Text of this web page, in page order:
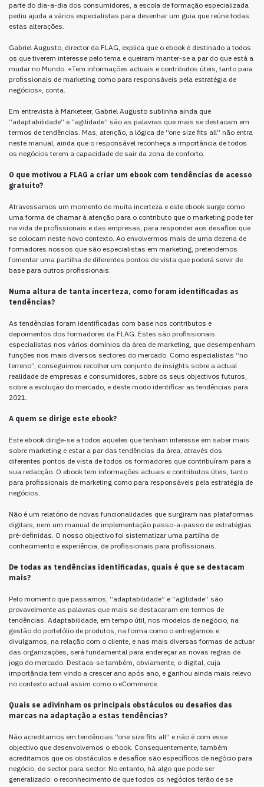
parte do dia-a-dia dos consumidores, a escola de formação especializada
pediu ajuda a vários especialistas para desenhar um guia que reúne todas
estas alterações.
Gabriel Augusto, director da FLAG, explica que o ebook é destinado a todos
os que tiverem interesse pelo tema e queiram manter-se a par do que está a
mudar no Mundo. «Tem informações actuais e contributos úteis, tanto para
profissionais de marketing como para responsáveis pela estratégia de
negócios», conta.
Em entrevista à Marketeer, Gabriel Augusto sublinha ainda que
“adaptabilidade” e “agilidade” são as palavras que mais se destacam em
termos de tendências. Mas, atenção, a lógica de “one size fits all” não entra
neste manual, ainda que o responsável reconheça a importância de todos
os negócios terem a capacidade de sair da zona de conforto.
O que motivou a FLAG a criar um ebook com tendências de acesso
gratuito?
Atravessamos um momento de muita incerteza e este ebook surge como
uma forma de chamar à atenção para o contributo que o marketing pode ter
na vida de profissionais e das empresas, para responder aos desafios que
se colocam neste novo contexto. Ao envolvermos mais de uma dezena de
formadores nossos que são especialistas em marketing, pretendemos
fomentar uma partilha de diferentes pontos de vista que poderá servir de
base para outros profissionais.
Numa altura de tanta incerteza, como foram identificadas as
tendências?
As tendências foram identificadas com base nos contributos e
depoimentos dos formadores da FLAG. Estes são profissionais
especialistas nos vários domínios da área de marketing, que desempenham
funções nos mais diversos sectores do mercado. Como especialistas “no
terreno”, conseguimos recolher um conjunto de insights sobre a actual
realidade de empresas e consumidores, sobre os seus objectivos futuros,
sobre a evolução do mercado, e deste modo identificar as tendências para
2021.
A quem se dirige este ebook?
Este ebook dirige-se a todos aqueles que tenham interesse em saber mais
sobre marketing e estar a par das tendências da área, através dos
diferentes pontos de vista de todos os formadores que contribuíram para a
sua redacção. O ebook tem informações actuais e contributos úteis, tanto
para profissionais de marketing como para responsáveis pela estratégia de
negócios.
Não é um relatório de novas funcionalidades que surgiram nas plataformas
digitais, nem um manual de implementação passo-a-passo de estratégias
pré-definidas. O nosso objectivo foi sistematizar uma partilha de
conhecimento e experiência, de profissionais para profissionais.
De todas as tendências identificadas, quais é que se destacam
mais?
Pelo momento que passamos, “adaptabilidade” e “agilidade” são
provavelmente as palavras que mais se destacaram em termos de
tendências. Adaptabilidade, em tempo útil, nos modelos de negócio, na
gestão do portefólio de produtos, na forma como o entregamos e
divulgamos, na relação com o cliente, e nas mais diversas formas de actuar
das organizações, será fundamental para endereçar as novas regras de
jogo do mercado. Destaca-se também, obviamente, o digital, cuja
importância tem vindo a crescer ano após ano, e ganhou ainda mais relevo
no contexto actual assim como o eCommerce.
Quais se adivinham os principais obstáculos ou desafios das
marcas na adaptação a estas tendências?
Não acreditamos em tendências “one size fits all” e não é com esse
objectivo que desenvolvemos o ebook. Consequentemente, também
acreditamos que os obstáculos e desafios são específicos de negócio para
negócio, de sector para sector. No entanto, há algo que pode ser
generalizado: o reconhecimento de que todos os negócios terão de se